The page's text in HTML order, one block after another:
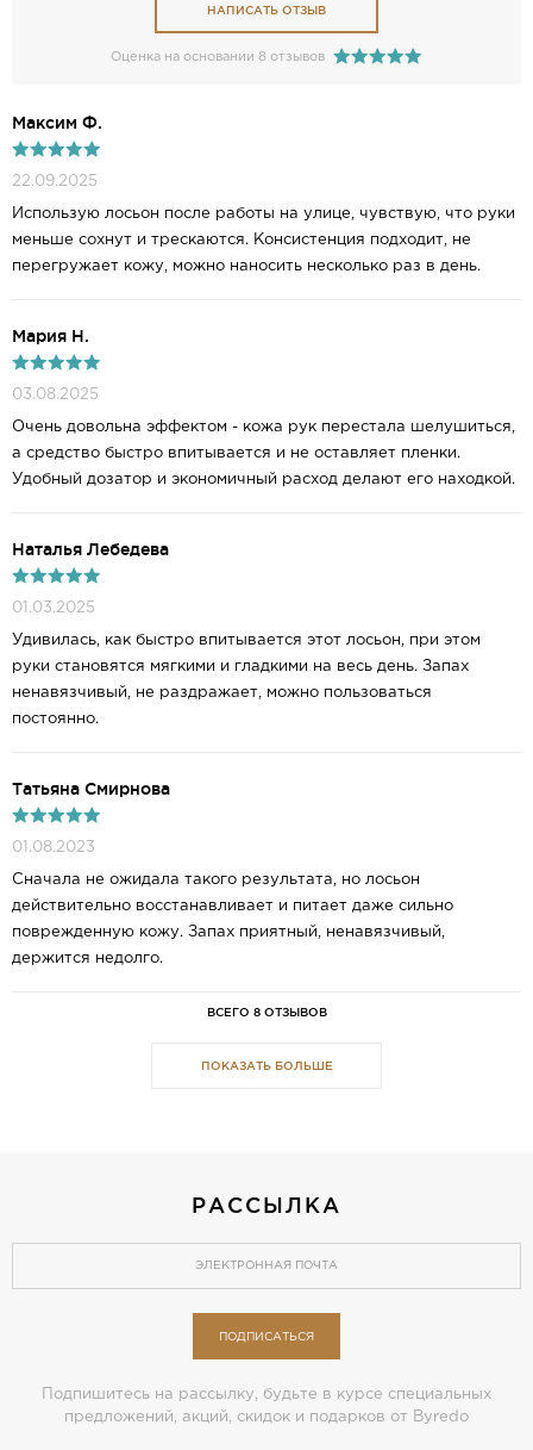
НАПИСАТЬ ОТЗЫВ
Оценка на основании 8 отзывов
Максим Ф.
22.09.2025
Использую лосьон после работы на улице, чувствую, что руки
меньше сохнут и трескаются. Консистенция подходит, не
перегружает кожу, можно наносить несколько раз в день.
Мария Н.
03.08.2025
Очень довольна эффектом - кожа рук перестала шелушиться,
а средство быстро впитывается и не оставляет пленки.
Удобный дозатор и экономичный расход делают его находкой.
Наталья Лебедева
01.03.2025
Удивилась, как быстро впитывается этот лосьон, при этом
руки становятся мягкими и гладкими на весь день. Запах
ненавязчивый, не раздражает, можно пользоваться
постоянно.
Татьяна Смирнова
01.08.2023
Сначала не ожидала такого результата, но лосьон
действительно восстанавливает и питает даже сильно
поврежденную кожу. Запах приятный, ненавязчивый,
держится недолго.
ВСЕГО 8 ОТЗЫВОВ
ПОКАЗАТЬ БОЛЬШЕ
РАССЫЛКА
ПОДПИСАТЬСЯ
Подпишитесь на рассылку, будьте в курсе специальных
предложений, акций, скидок и подарков от Byredo